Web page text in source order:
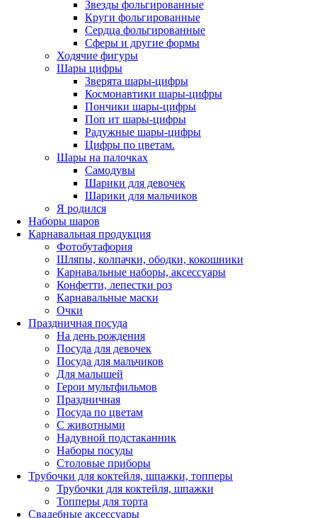
Звезды фольгированные
Круги фольгированные
Сердца фольгированные
Сферы и другие формы
Ходячие фигуры
Шары цифры
Зверята шары-цифры
Космонавтики шары-цифры
Пончики шары-цифры
Поп ит шары-цифры
Радужные шары-цифры
Цифры по цветам.
Шары на палочках
Самодувы
Шарики для девочек
Шарики для мальчиков
Я родился
Наборы шаров
Карнавальная продукция
Фотобутафория
Шляпы, колпачки, ободки, кокошники
Карнавальные наборы, аксессуары
Конфетти, лепестки роз
Карнавальные маски
Очки
Праздничная посуда
На день рождения
Посуда для девочек
Посуда для мальчиков
Для малышей
Герои мультфильмов
Праздничная
Посуда по цветам
С животными
Надувной подстаканник
Наборы посуды
Столовые приборы
Трубочки для коктейля, шпажки, топперы
Трубочки для коктейля, шпажки
Топперы для торта
Свадебные аксессуары